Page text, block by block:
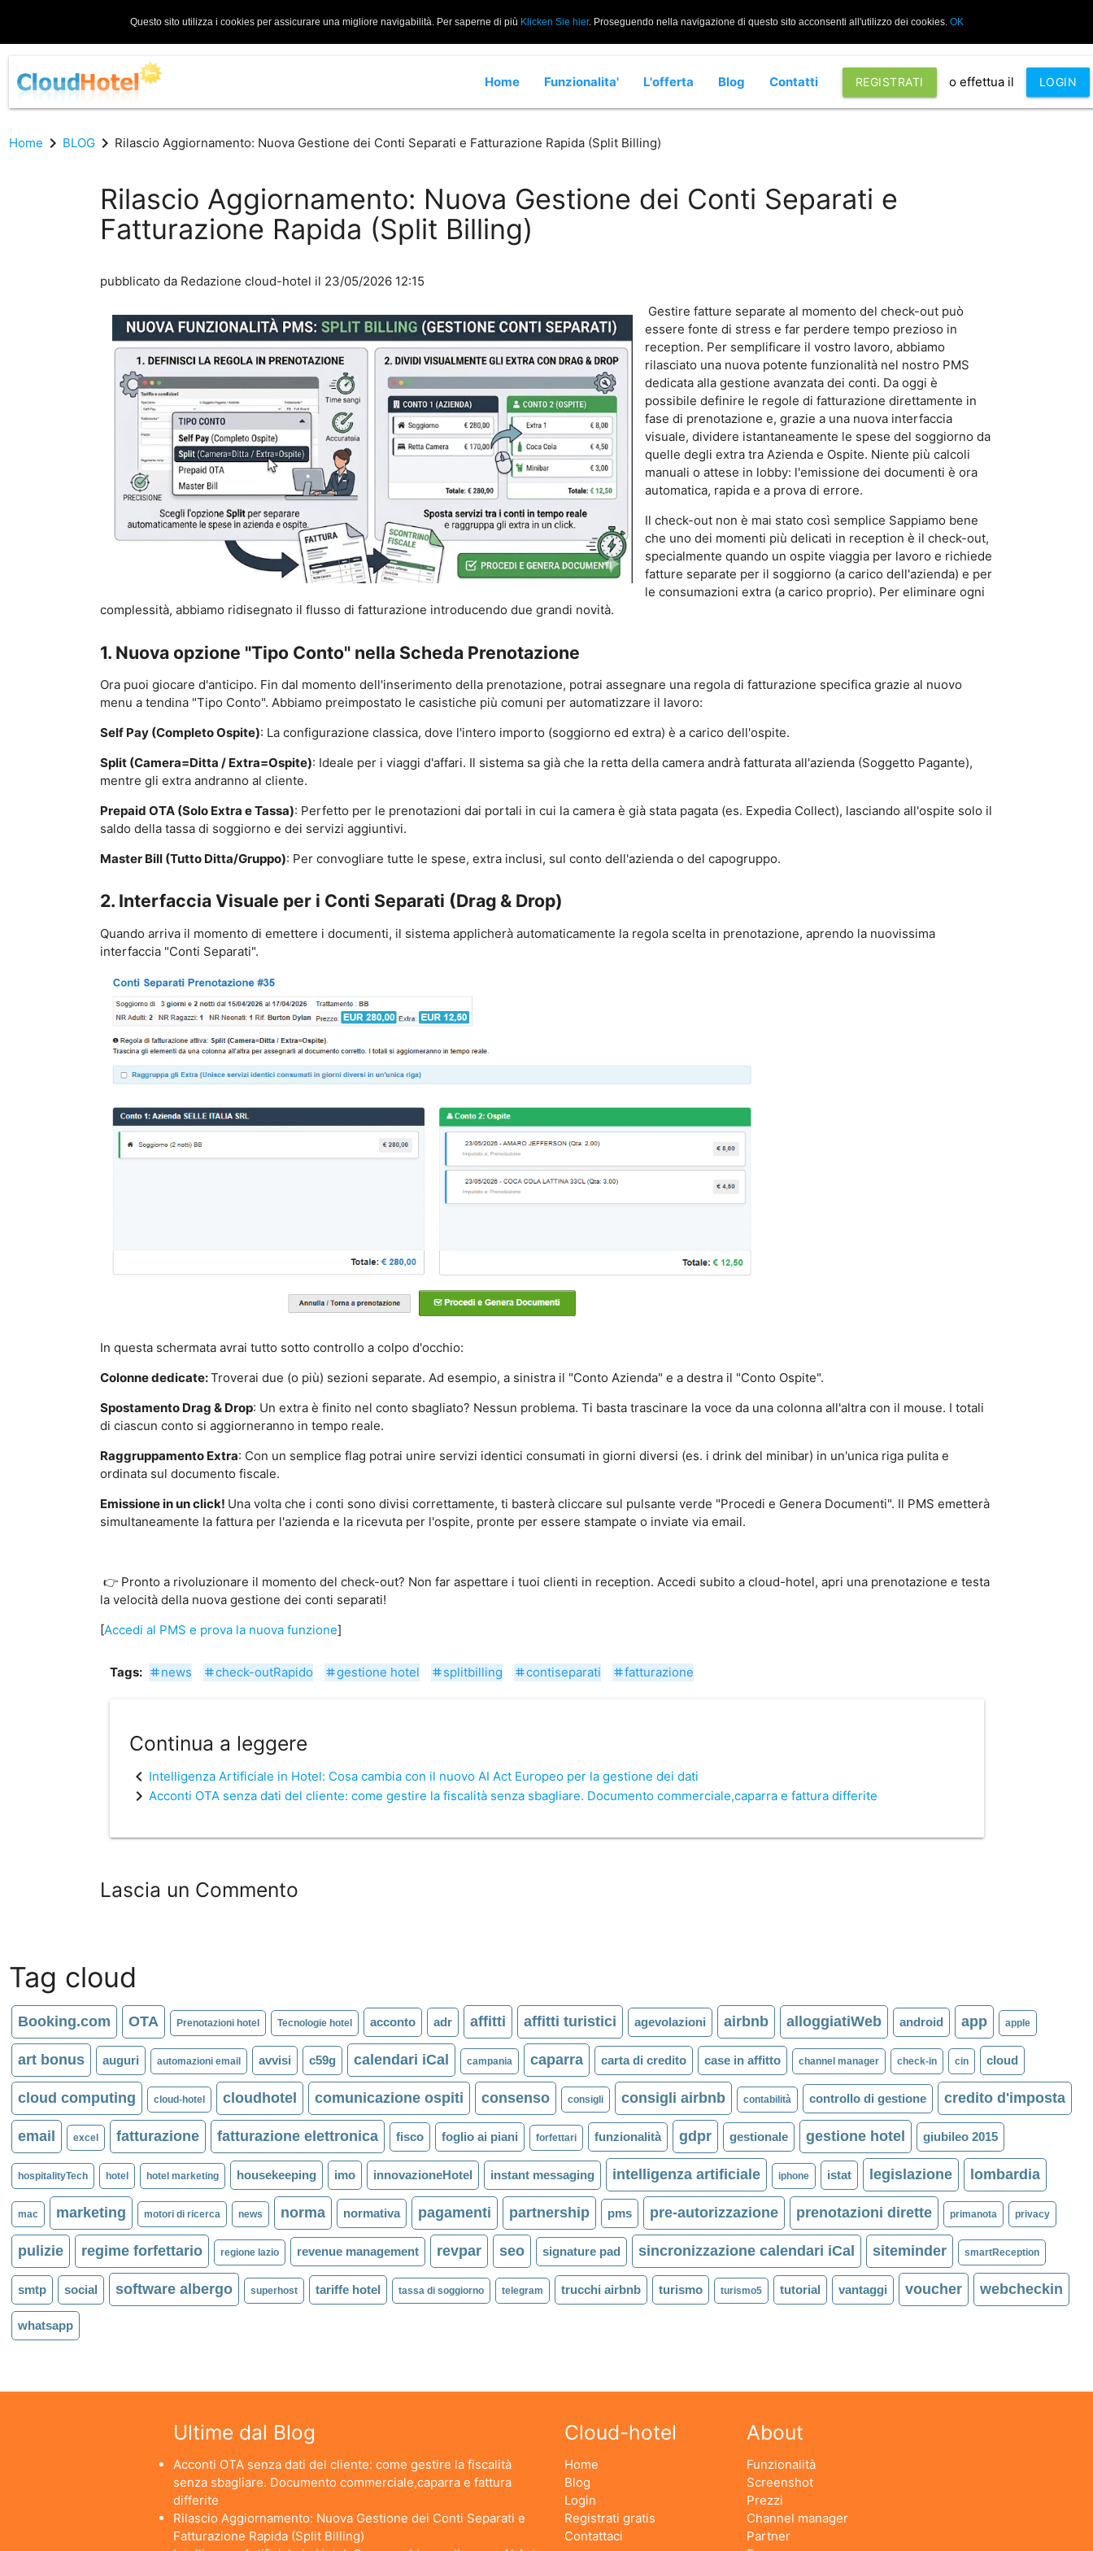
Questo sito utilizza i cookies per assicurare una migliore navigabilità. Per saperne di più Klicken Sie hier. Proseguendo nella navigazione di questo sito acconsenti all'utilizzo dei cookies. OK
REGISTRATI o effettua il LOGIN
Home Funzionalita' L'offerta Blog Contatti
Home chevron_right BLOG chevron_right Rilascio Aggiornamento: Nuova Gestione dei Conti Separati e Fatturazione Rapida (Split Billing)
Rilascio Aggiornamento: Nuova Gestione dei Conti Separati e
Fatturazione Rapida (Split Billing)
pubblicato da Redazione cloud-hotel il 23/05/2026 12:15
Gestire fatture separate al momento del check-out può
essere fonte di stress e far perdere tempo prezioso in
reception. Per semplificare il vostro lavoro, abbiamo
rilasciato una nuova potente funzionalità nel nostro PMS
dedicata alla gestione avanzata dei conti. Da oggi è
possibile definire le regole di fatturazione direttamente in
fase di prenotazione e, grazie a una nuova interfaccia
visuale, dividere istantaneamente le spese del soggiorno da
quelle degli extra tra Azienda e Ospite. Niente più calcoli
manuali o attese in lobby: l'emissione dei documenti è ora
automatica, rapida e a prova di errore.
Il check-out non è mai stato così semplice Sappiamo bene
che uno dei momenti più delicati in reception è il check-out,
specialmente quando un ospite viaggia per lavoro e richiede
fatture separate per il soggiorno (a carico dell'azienda) e per
le consumazioni extra (a carico proprio). Per eliminare ogni
complessità, abbiamo ridisegnato il flusso di fatturazione introducendo due grandi novità.
1. Nuova opzione "Tipo Conto" nella Scheda Prenotazione
Ora puoi giocare d'anticipo. Fin dal momento dell'inserimento della prenotazione, potrai assegnare una regola di fatturazione specifica grazie al nuovo
menu a tendina "Tipo Conto". Abbiamo preimpostato le casistiche più comuni per automatizzare il lavoro:
Self Pay (Completo Ospite): La configurazione classica, dove l'intero importo (soggiorno ed extra) è a carico dell'ospite.
Split (Camera=Ditta / Extra=Ospite): Ideale per i viaggi d'affari. Il sistema sa già che la retta della camera andrà fatturata all'azienda (Soggetto Pagante),
mentre gli extra andranno al cliente.
Prepaid OTA (Solo Extra e Tassa): Perfetto per le prenotazioni dai portali in cui la camera è già stata pagata (es. Expedia Collect), lasciando all'ospite solo il
saldo della tassa di soggiorno e dei servizi aggiuntivi.
Master Bill (Tutto Ditta/Gruppo): Per convogliare tutte le spese, extra inclusi, sul conto dell'azienda o del capogruppo.
2. Interfaccia Visuale per i Conti Separati (Drag & Drop)
Quando arriva il momento di emettere i documenti, il sistema applicherà automaticamente la regola scelta in prenotazione, aprendo la nuovissima
interfaccia "Conti Separati".
In questa schermata avrai tutto sotto controllo a colpo d'occhio:
Colonne dedicate:Troverai due (o più) sezioni separate. Ad esempio, a sinistra il "Conto Azienda" e a destra il "Conto Ospite".
Spostamento Drag & Drop: Un extra è finito nel conto sbagliato? Nessun problema. Ti basta trascinare la voce da una colonna all'altra con il mouse. I totali
di ciascun conto si aggiorneranno in tempo reale.
Raggruppamento Extra: Con un semplice flag potrai unire servizi identici consumati in giorni diversi (es. i drink del minibar) in un'unica riga pulita e
ordinata sul documento fiscale.
Emissione in un click! Una volta che i conti sono divisi correttamente, ti basterà cliccare sul pulsante verde "Procedi e Genera Documenti". Il PMS emetterà
simultaneamente la fattura per l'azienda e la ricevuta per l'ospite, pronte per essere stampate o inviate via email.
👉 Pronto a rivoluzionare il momento del check-out? Non far aspettare i tuoi clienti in reception. Accedi subito a cloud-hotel, apri una prenotazione e testa
la velocità della nuova gestione dei conti separati!
[Accedi al PMS e prova la nuova funzione]
Tags: tagfatturazione
tagcontiseparati
tag splitbilling
taggestione hotel
tagcheck-outRapido
tag news
Continua a leggere
chevron_left Intelligenza Artificiale in Hotel: Cosa cambia con il nuovo AI Act Europeo per la gestione dei dati
chevron_right Acconti OTA senza dati del cliente: come gestire la fiscalità senza sbagliare. Documento commerciale,caparra e fattura differite
Lascia un Commento
Tag cloud
Booking.com OTA Prenotazioni hotel Tecnologie hotel acconto adr affitti affitti turistici agevolazioni airbnb alloggiatiWeb android app apple
art bonus auguri automazioni email avvisi c59g calendari iCal campania caparra carta di credito case in affitto channel manager check-in cin cloud
cloud computing cloud-hotel cloudhotel comunicazione ospiti consenso consigli consigli airbnb contabilità controllo di gestione credito d'imposta
email excel fatturazione fatturazione elettronica fisco foglio ai piani forfettari funzionalità gdpr gestionale gestione hotel giubileo 2015
hospitalityTech hotel hotel marketing housekeeping imo innovazioneHotel instant messaging intelligenza artificiale iphone istat legislazione lombardia
mac marketing motori di ricerca news norma normativa pagamenti partnership pms pre-autorizzazione prenotazioni dirette primanota privacy
pulizie regime forfettario regione lazio revenue management revpar seo signature pad sincronizzazione calendari iCal siteminder smartReception
smtp social software albergo superhost tariffe hotel tassa di soggiorno telegram trucchi airbnb turismo turismo5 tutorial vantaggi voucher webcheckin
whatsapp
Ultime dal Blog
Acconti OTA senza dati del cliente: come gestire la fiscalità
senza sbagliare. Documento commerciale,caparra e fattura
differite
Rilascio Aggiornamento: Nuova Gestione dei Conti Separati e
Fatturazione Rapida (Split Billing)
Cloud-hotel
Home
Blog
Login
Registrati gratis
Contattaci
About
Funzionalità
Screenshot
Prezzi
Channel manager
Partner